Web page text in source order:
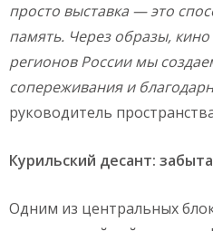
просто выставка — это
память. Через образы,
регионов России мы
сопереживания и
руководитель
Курильский десант:
Одним из центральных